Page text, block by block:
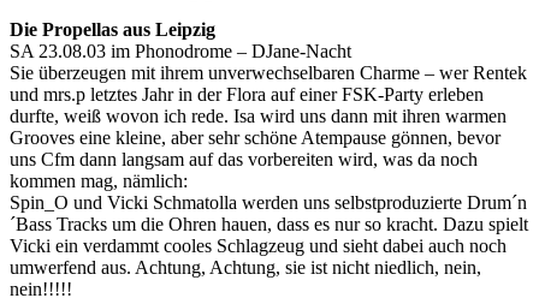
Die Propellas aus Leipzig
SA 23.08.03 im Phonodrome – DJane-Nacht
Sie überzeugen mit ihrem unverwechselbaren Charme – wer Rentek
und mrs.p letztes Jahr in der Flora auf einer FSK-Party erleben
durfte, weiß wovon ich rede. Isa wird uns dann mit ihren warmen
Grooves eine kleine, aber sehr schöne Atempause gönnen, bevor
uns Cfm dann langsam auf das vorbereiten wird, was da noch
kommen mag, nämlich:
Spin_O und Vicki Schmatolla werden uns selbstproduzierte Drum´n
´Bass Tracks um die Ohren hauen, dass es nur so kracht. Dazu spielt
Vicki ein verdammt cooles Schlagzeug und sieht dabei auch noch
umwerfend aus. Achtung, Achtung, sie ist nicht niedlich, nein,
nein!!!!!